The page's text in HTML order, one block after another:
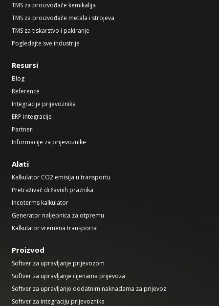
TMS za proizvođače kemikalija
TMS za proizvođače metala i strojeva
TMS za tiskarstvo i pakiranje
Pogledajte sve industrije
Resursi
Blog
Reference
Integracije prijevoznika
ERP integracije
Partneri
Informacije za prijevoznike
Alati
Kalkulator CO2 emisija u transportu
Pretraživač državnih praznika
Incoterms kalkulator
Generator naljepnica za otpremu
Kalkulator vremena transporta
Proizvod
Softver za upravljanje prijevozom
Softver za upravljanje cijenama prijevoza
Softver za upravljanje dodatnim naknadama za prijevoz
Softver za integraciju prijevoznika